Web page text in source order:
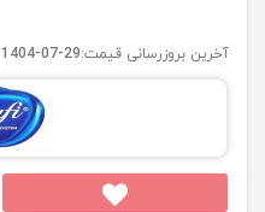
آخرین بروزرسانی قیمت:1404-07-29